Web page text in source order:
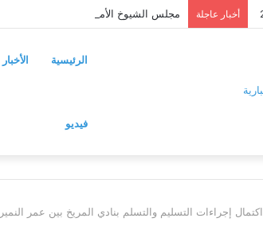
أخبار عاجلة
الرئيسية الأخبار
فيديو
اكتمال إجراءات التسليم والتسلم بنادي المريخ بين عمر